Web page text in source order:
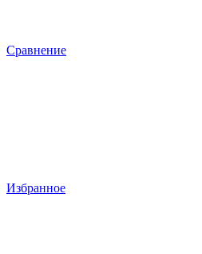
Сравнение
Избранное